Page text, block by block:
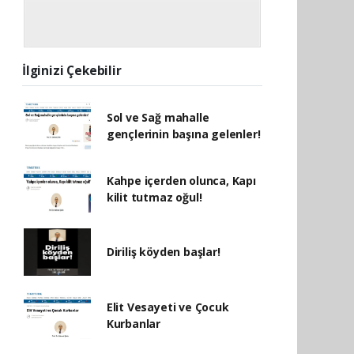
İlginizi Çekebilir
Sol ve Sağ mahalle
gençlerinin başına gelenler!
Kahpe içerden olunca, Kapı
kilit tutmaz oğul!
Diriliş köyden başlar!
Elit Vesayeti ve Çocuk
Kurbanlar